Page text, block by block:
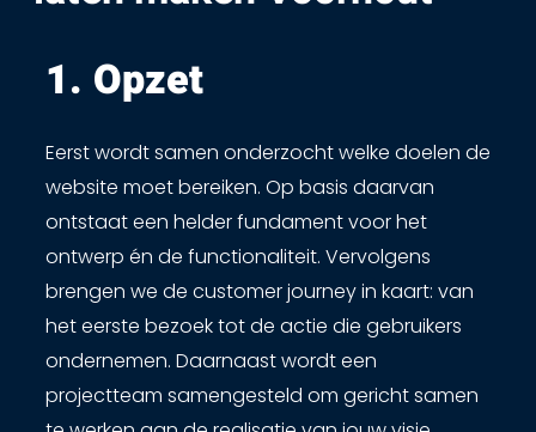
1. Opzet ​
Eerst wordt samen onderzocht welke doelen de
website moet bereiken. Op basis daarvan
ontstaat een helder fundament voor het
ontwerp én de functionaliteit. Vervolgens
brengen we de customer journey in kaart: van
het eerste bezoek tot de actie die gebruikers
ondernemen. Daarnaast wordt een
projectteam samengesteld om gericht samen